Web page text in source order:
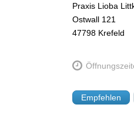
Praxis Lioba
Ostwall 121
47798 Krefeld
Empfehlen